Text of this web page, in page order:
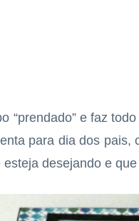
“prendado” e faz
para dia dos
desejando e